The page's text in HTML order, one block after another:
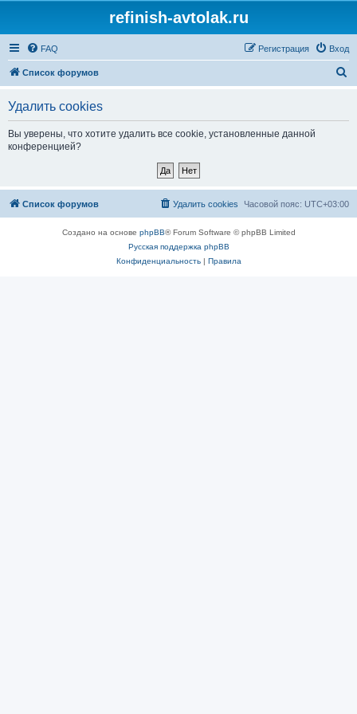
refinish-avtolak.ru
FAQ Вход
Регистрация
Список форумов
Удалить cookies
Вы уверены, что хотите удалить все cookie, установленные данной
конференцией?
Список форумов Часовой пояс: UTC+03:00
Удалить cookies
Создано на основе phpBB® Forum Software © phpBB Limited
Русская поддержка phpBB
Конфиденциальность| Правила